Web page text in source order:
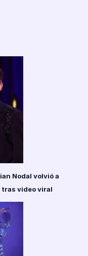
Nodal volvió a
tras video viral